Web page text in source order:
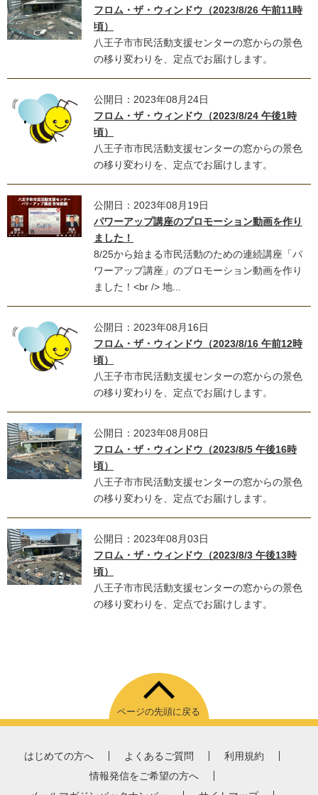
フロム・ザ・ウィンドウ（2023/8/26 午前11時
頃）
八王子市市民活動支援センターの窓からの景色
の移り変わりを、定点でお届けします。
公開日：2023年08月24日
フロム・ザ・ウィンドウ（2023/8/24 午後1時
頃）
八王子市市民活動支援センターの窓からの景色
の移り変わりを、定点でお届けします。
公開日：2023年08月19日
パワーアップ講座のプロモーション動画を作り
ました！
8/25から始まる市民活動のための連続講座「パ
ワーアップ講座」のプロモーション動画を作り
ました！<br /> 地...
公開日：2023年08月16日
フロム・ザ・ウィンドウ（2023/8/16 午前12時
頃）
八王子市市民活動支援センターの窓からの景色
の移り変わりを、定点でお届けします。
公開日：2023年08月08日
フロム・ザ・ウィンドウ（2023/8/5 午後16時
頃）
八王子市市民活動支援センターの窓からの景色
の移り変わりを、定点でお届けします。
公開日：2023年08月03日
フロム・ザ・ウィンドウ（2023/8/3 午後13時
頃）
八王子市市民活動支援センターの窓からの景色
の移り変わりを、定点でお届けします。
ページの先頭に戻る
はじめての方へ よくあるご質問
利用規約
情報発信をご希望の方へ